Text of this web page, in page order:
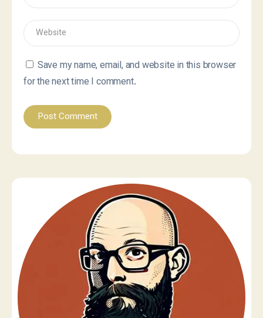
Save my name, email, and website in this browser
for the next time I comment.